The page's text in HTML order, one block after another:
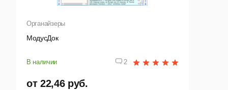
Органайзеры
МодусДок
В наличии 2
от 22,46 руб.